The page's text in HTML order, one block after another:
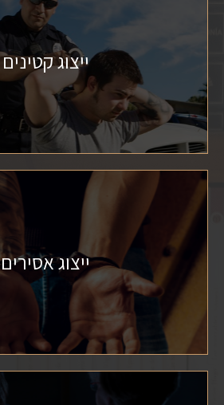
ייצוג קטינים
ייצוג אסירים